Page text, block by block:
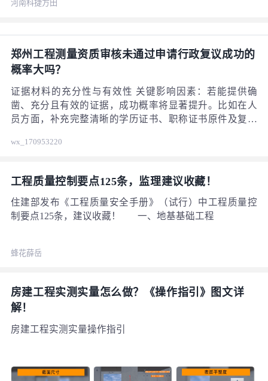
或管道前，应先进行静电释放，可使用静电消除器或触摸
缆、设备等的绝缘性能，防止因绝缘损坏导致漏电。使用
绝缘电阻测试仪进行检测，确保绝缘电阻符合要求。
河南科捷方田
郑州工程测量资质审核未通过申请行政复议成功的
概率大吗？
证据材料的充分性与有效性 关键影响因素：若能提供确
凿、充分且有效的证据，成功概率将显著提升。比如在人
员方面，补充完整清晰的学历证书、职称证书原件及复印
足额且缴纳单位与申请单位一致的社保缴纳证明，这些材
录、参与相关项目成果等材料，会进一步增强说服力。在
仪器设备方面，设备购买发票、购置合同等所有权证明，
以及详细完整的维护记录、校准证书、检定报告等，能证
明设备符合要求。若无法提供这些关键证据，或证据存在
wx_170953220
工程质量控制要点125条，监理建议收藏！
住建部发布《工程质量安全手册》（试行）中工程质量控
制要点125条，建议收藏！ 一、地基基础工程
蜂花薛岳
房建工程实测实量怎么做？《操作指引》图文详
解！
房建工程实测实量操作指引